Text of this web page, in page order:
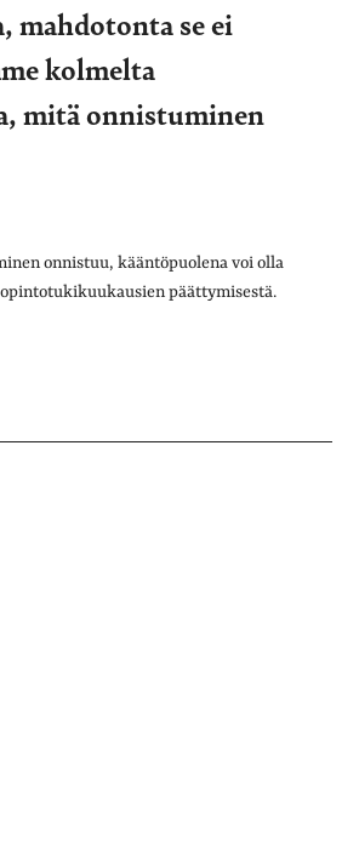
mahdotonta se ei
kolmelta
mitä onnistuminen
onnistuu, kääntöpuolena voi olla
päättymisestä.